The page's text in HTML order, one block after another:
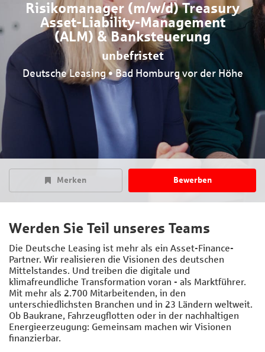
Risikomanager (m/w/d) Treasury
Asset-Liability-Management
(ALM) & Banksteuerung
unbefristet
Deutsche Leasing • Bad Homburg vor der Höhe
Merken Bewerben
Werden Sie Teil unseres Teams
Die Deutsche Leasing ist mehr als ein Asset-Finance-
Partner. Wir realisieren die Visionen des deutschen
Mittelstandes. Und treiben die digitale und
klimafreundliche Transformation voran - als Marktführer.
Mit mehr als 2.700 Mitarbeitenden, in den
unterschiedlichsten Branchen und in 23 Ländern weltweit.
Ob Baukrane, Fahrzeugflotten oder in der nachhaltigen
Energieerzeugung: Gemeinsam machen wir Visionen
finanzierbar.